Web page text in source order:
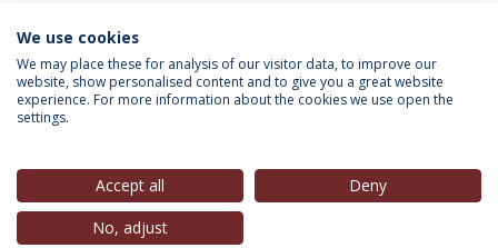
INFORMAÇÃO PARA
We use cookies
We may place these for analysis of our visitor data, to improve our
website, show personalised content and to give you a great website
experience. For more information about the cookies we use open the
settings.
Accept all
Deny
No, adjust